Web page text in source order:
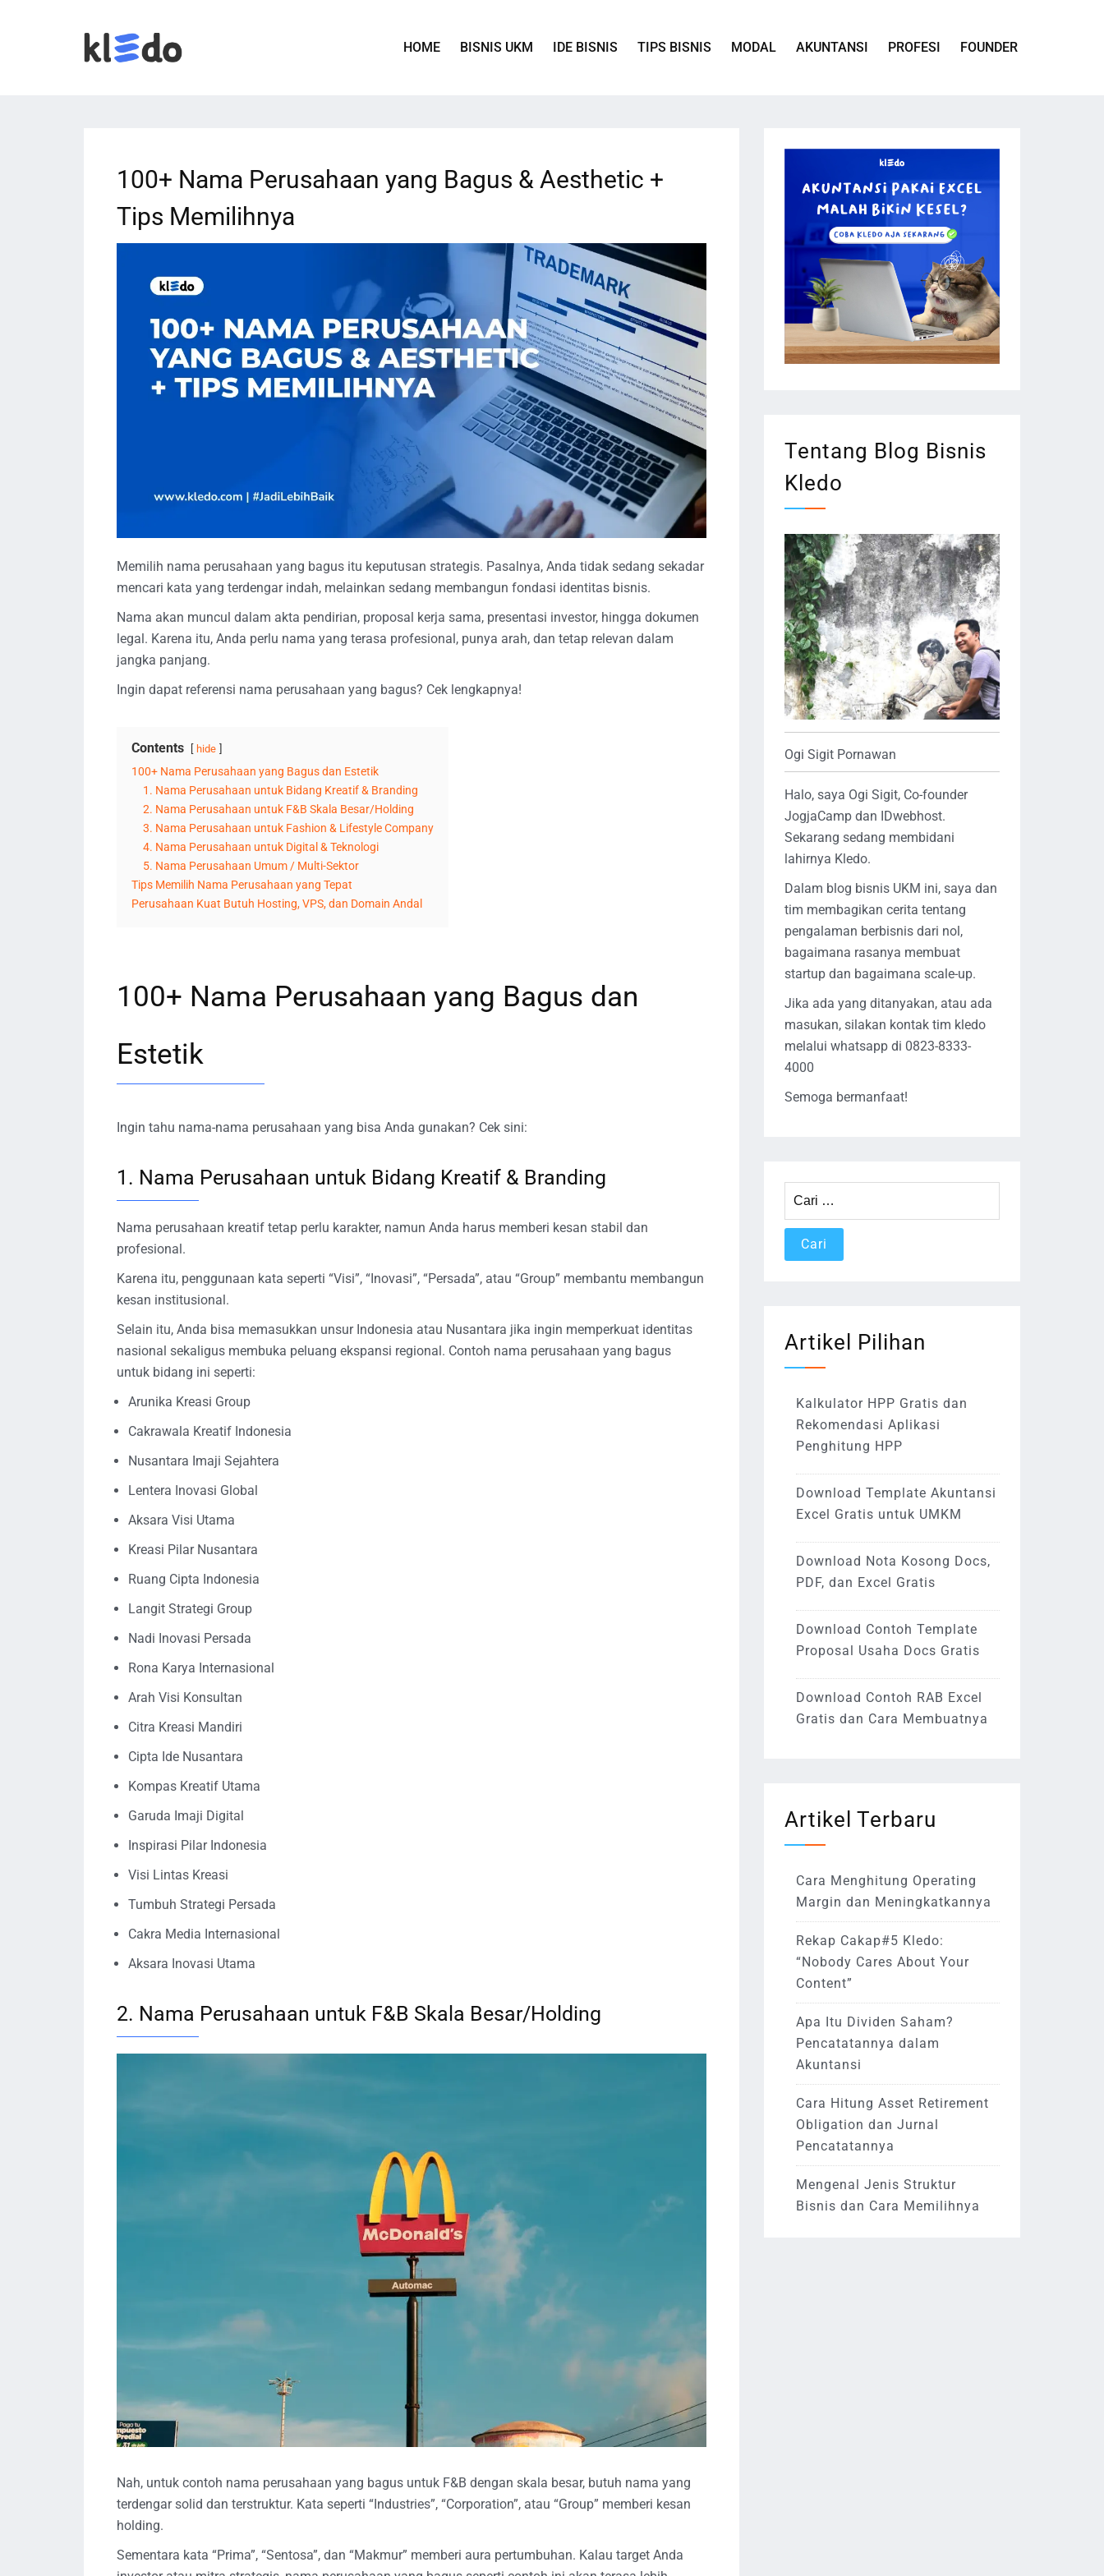
HOME BISNIS UKM IDE BISNIS TIPS BISNIS MODAL AKUNTANSI PROFESI FOUNDER
100+ Nama Perusahaan yang Bagus & Aesthetic +
Tips Memilihnya
Memilih nama perusahaan yang bagus itu keputusan strategis. Pasalnya, Anda tidak sedang sekadar
mencari kata yang terdengar indah, melainkan sedang membangun fondasi identitas bisnis.
Nama akan muncul dalam akta pendirian, proposal kerja sama, presentasi investor, hingga dokumen
legal. Karena itu, Anda perlu nama yang terasa profesional, punya arah, dan tetap relevan dalam
jangka panjang.
Ingin dapat referensi nama perusahaan yang bagus? Cek lengkapnya!
Contents hide
100+ Nama Perusahaan yang Bagus dan Estetik
1. Nama Perusahaan untuk Bidang Kreatif & Branding
2. Nama Perusahaan untuk F&B Skala Besar/Holding
3. Nama Perusahaan untuk Fashion & Lifestyle Company
4. Nama Perusahaan untuk Digital & Teknologi
5. Nama Perusahaan Umum / Multi-Sektor
Tips Memilih Nama Perusahaan yang Tepat
Perusahaan Kuat Butuh Hosting, VPS, dan Domain Andal
100+ Nama Perusahaan yang Bagus dan
Estetik
Ingin tahu nama-nama perusahaan yang bisa Anda gunakan? Cek sini:
1. Nama Perusahaan untuk Bidang Kreatif & Branding
Nama perusahaan kreatif tetap perlu karakter, namun Anda harus memberi kesan stabil dan
profesional.
Karena itu, penggunaan kata seperti “Visi”, “Inovasi”, “Persada”, atau “Group” membantu membangun
kesan institusional.
Selain itu, Anda bisa memasukkan unsur Indonesia atau Nusantara jika ingin memperkuat identitas
nasional sekaligus membuka peluang ekspansi regional. Contoh nama perusahaan yang bagus
untuk bidang ini seperti:
Arunika Kreasi Group
Cakrawala Kreatif Indonesia
Nusantara Imaji Sejahtera
Lentera Inovasi Global
Aksara Visi Utama
Kreasi Pilar Nusantara
Ruang Cipta Indonesia
Langit Strategi Group
Nadi Inovasi Persada
Rona Karya Internasional
Arah Visi Konsultan
Citra Kreasi Mandiri
Cipta Ide Nusantara
Kompas Kreatif Utama
Garuda Imaji Digital
Inspirasi Pilar Indonesia
Visi Lintas Kreasi
Tumbuh Strategi Persada
Cakra Media Internasional
Aksara Inovasi Utama
2. Nama Perusahaan untuk F&B Skala Besar/Holding
Nah, untuk contoh nama perusahaan yang bagus untuk F&B dengan skala besar, butuh nama yang
terdengar solid dan terstruktur. Kata seperti “Industries”, “Corporation”, atau “Group” memberi kesan
holding.
Sementara kata “Prima”, “Sentosa”, dan “Makmur” memberi aura pertumbuhan. Kalau target Anda
Tentang Blog Bisnis
Kledo
Ogi Sigit Pornawan
Halo, saya Ogi Sigit, Co-founder
JogjaCamp dan IDwebhost.
Sekarang sedang membidani
lahirnya Kledo.
Dalam blog bisnis UKM ini, saya dan
tim membagikan cerita tentang
pengalaman berbisnis dari nol,
bagaimana rasanya membuat
startup dan bagaimana scale-up.
Jika ada yang ditanyakan, atau ada
masukan, silakan kontak tim kledo
melalui whatsapp di 0823-8333-
4000
Semoga bermanfaat!
untuk:
Artikel Pilihan
Kalkulator HPP Gratis dan
Rekomendasi Aplikasi
Penghitung HPP
Download Template Akuntansi
Excel Gratis untuk UMKM
Download Nota Kosong Docs,
PDF, dan Excel Gratis
Download Contoh Template
Proposal Usaha Docs Gratis
Download Contoh RAB Excel
Gratis dan Cara Membuatnya
Artikel Terbaru
Cara Menghitung Operating
Margin dan Meningkatkannya
Rekap Cakap#5 Kledo:
“Nobody Cares About Your
Content”
Apa Itu Dividen Saham?
Pencatatannya dalam
Akuntansi
Cara Hitung Asset Retirement
Obligation dan Jurnal
Pencatatannya
Mengenal Jenis Struktur
Bisnis dan Cara Memilihnya